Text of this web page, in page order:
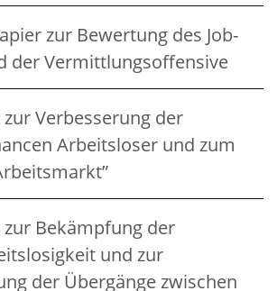
zur Bewertung des Job-
der Vermittlungsoffensive
Verbesserung der
Arbeitsloser und zum
Bekämpfung der
und zur
der Übergänge zwischen